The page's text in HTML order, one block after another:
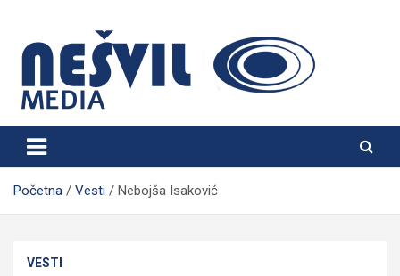
content
Nešvil Media Bogatić
Početna Vesti Nebojša Isaković
VESTI